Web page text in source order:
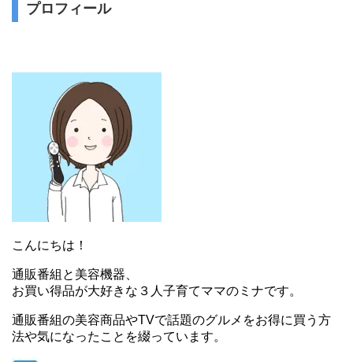
プロフィール
こんにちは！
通販番組と美容機器、
お買い得品が大好きな３人子育てママのミナです。
通販番組の美容商品やTVで話題のグルメをお得に買う方
法や気になったことを綴っています。